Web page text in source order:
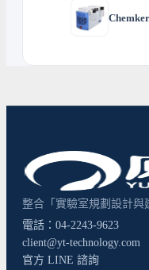
整合「實驗室規劃設計
電話：04-2243-9623
client@yt-technology.com
官方 LINE 諮詢